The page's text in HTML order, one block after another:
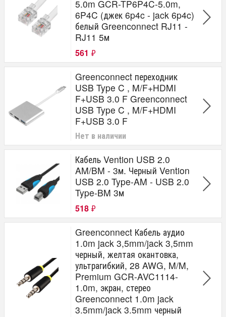
5.0m GCR-TP6P4C-5.0m,
6P4C (джек 6p4c - jack 6p4c)
белый Greenconnect RJ11 -
RJ11 5м
561 ₽
Greenconnect переходник
USB Type C , M/F+HDMI
F+USB 3.0 F Greenconnect
USB Type C , M/F+HDMI
F+USB 3.0 F
Нет в наличии
Кабель Vention USB 2.0
AM/BM - 3м. Черный Vention
USB 2.0 Type-AM - USB 2.0
Type-BM 3м
518 ₽
Greenconnect Кабель аудио
1.0m jack 3,5mm/jack 3,5mm
черный, желтая окантовка,
ультрагибкий, 28 AWG, M/M,
Premium GCR-AVC1114-
1.0m, экран, стерео
Greenconnect 1.0m jack
3.5mm/jack 3.5mm черный